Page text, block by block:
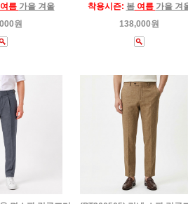
름 가을 겨울
원
착용시즌: 봄여름 가을 겨
138,000원